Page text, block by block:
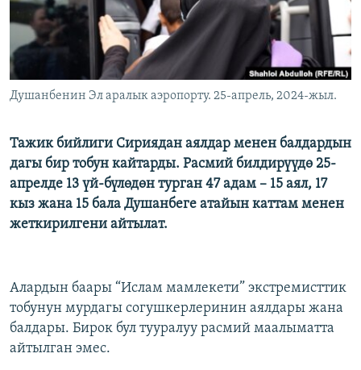
Душанбенин Эл аралык аэропорту. 25-апрель, 2024-жыл.
Тажик бийлиги Сириядан аялдар менен балдардын
дагы бир тобун кайтарды. Расмий билдирүүдө 25-
апрелде 13 үй-бүлөдөн турган 47 адам – 15 аял, 17
кыз жана 15 бала Душанбеге атайын каттам менен
жеткирилгени айтылат.
Алардын баары “Ислам мамлекети” экстремисттик
тобунун мурдагы согушкерлеринин аялдары жана
балдары. Бирок бул тууралуу расмий маалыматта
айтылган эмес.